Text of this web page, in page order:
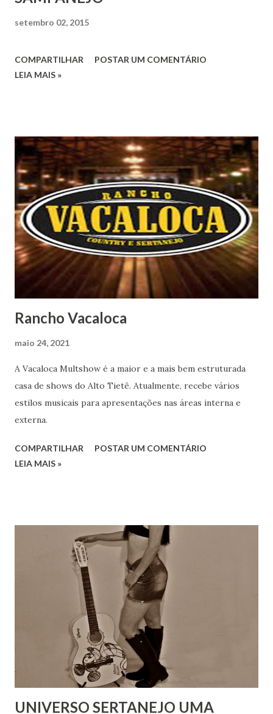
setembro 02, 2015
COMPARTILHAR
POSTAR UM COMENTÁRIO
LEIA MAIS »
Rancho Vacaloca
maio 24, 2021
A Vacaloca Multshow é a maior e a mais bem estruturada
casa de shows do Alto Tietê. Atualmente, recebe vários
estilos musicais para apresentações nas áreas interna e
externa.
COMPARTILHAR
POSTAR UM COMENTÁRIO
LEIA MAIS »
UNIVERSO SERTANEJO UMA